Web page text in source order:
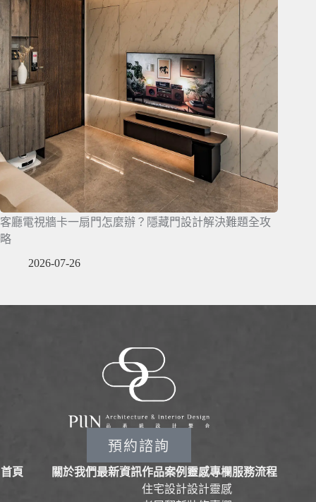
客廳電視牆卡一扇門怎麼辦？隱藏門設計解決難題全攻
略
2026-07-26
預約諮詢
首頁 關於我們最新資訊作品案例
住宅設計
靈感專欄
設計靈感
服務流程